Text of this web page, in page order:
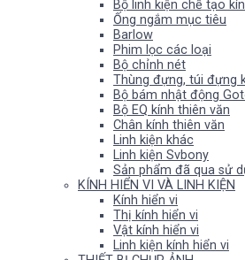
Bộ linh kiện chế tạo
Ống ngắm mục tiêu
Barlow
Phim lọc các loại
Bộ chỉnh nét
Thùng đựng, túi đựng
Bộ bám nhật động
Bộ EQ kính thiên văn
Chân kính thiên văn
Linh kiện khác
Linh kiện Svbony
Sản phẩm đã qua sử
KÍNH HIỂN VI VÀ LINH KIỆN
Kính hiển vi
Thị kính hiển vi
Vật kính hiển vi
Linh kiện kính hiển vi